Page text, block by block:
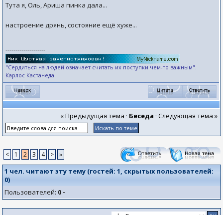
Тута я, Оль, Ариша пинка дала...
настроение дрянь, состояние ещё хуже...
--------------------
"Сердиться на людей означает считать их поступки чем-то важным".
Карлос Кастанеда
« Предыдущая тема · Беседа · Следующая тема »
< 1 2 3 4 > »
1 чел. читают эту тему (гостей:1, скрытых пользователей:
0)
Пользователей: 0 -